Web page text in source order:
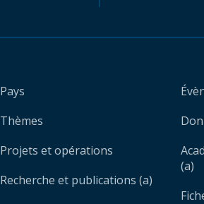
Pays
Thèmes
Projets et opérations
Recherche et publications (a)
(a)